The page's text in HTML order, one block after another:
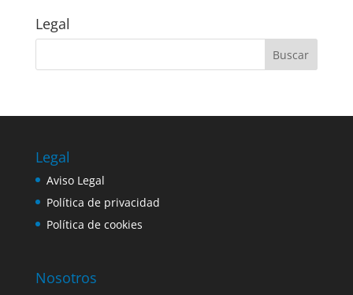
Legal
Legal
Aviso Legal
Política de privacidad
Política de cookies
Nosotros